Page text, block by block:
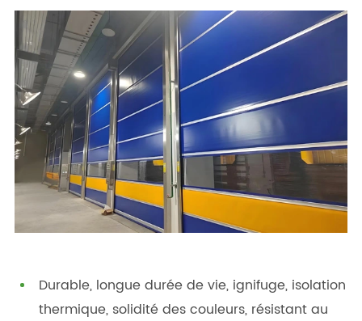
Durable, longue durée de vie, ignifuge, isolation
thermique, solidité des couleurs, résistant au